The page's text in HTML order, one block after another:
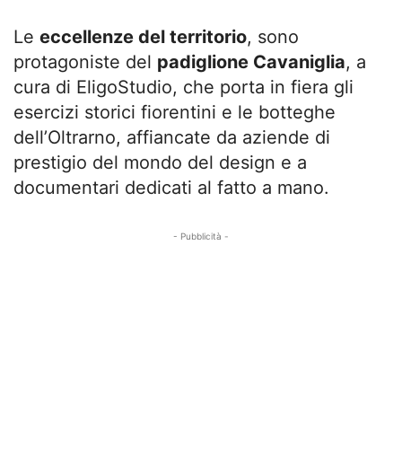
Le eccellenze del territorio, sono
protagoniste del padiglione Cavaniglia, a
cura di EligoStudio, che porta in fiera gli
esercizi storici fiorentini e le botteghe
dell’Oltrarno, affiancate da aziende di
prestigio del mondo del design e a
documentari dedicati al fatto a mano.
- Pubblicità -